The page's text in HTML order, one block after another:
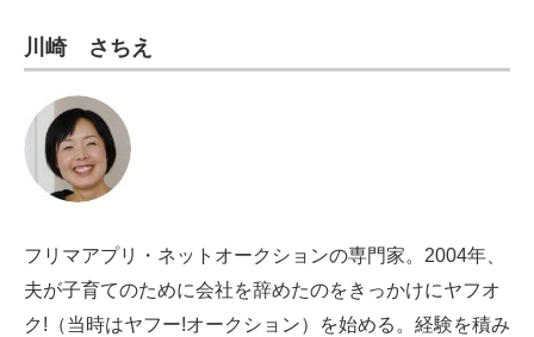
川崎 さちえ
フリマアプリ・ネットオークションの専門家。2004年、
夫が子育てのために会社を辞めたのをきっかけにヤフオ
ク!（当時はヤフー!オークション）を始める。経験を積み